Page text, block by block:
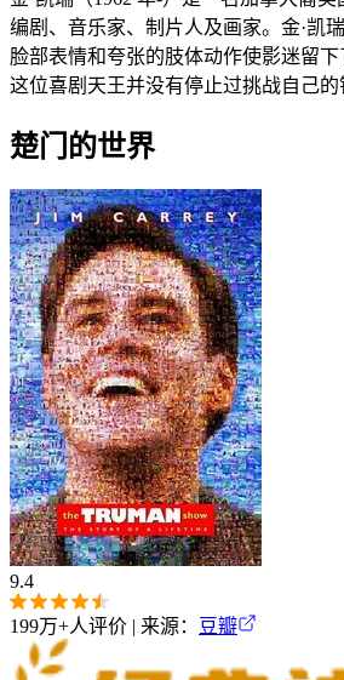
编剧、音乐家、制片人及画家。金·凯
脸部表情和夸张的肢体动作使影迷留
这位喜剧天王并没有停止过挑战自己的
楚门的世界
9.4
199万+人评价 | 来源： 豆瓣